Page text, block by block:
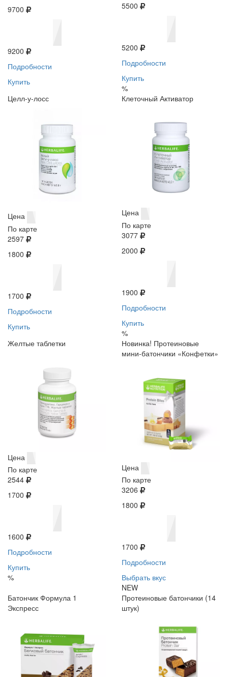
9700
9200
Подробности
Купить
5500
5200
Подробности
Купить
%
Целл-у-лосс
Цена
По карте
2597
1800
1700
Подробности
Купить
Клеточный Активатор
Цена
По карте
3077
2000
1900
Подробности
Купить
%
Желтые таблетки
Цена
По карте
2544
1700
1600
Подробности
Купить
%
Новинка! Протеиновые
мини-батончики «Конфетки»
Цена
По карте
3206
1800
1700
Подробности
Выбрать вкус
NEW
Батончик Формула 1
Экспресс
Протеиновые батончики (14
штук)